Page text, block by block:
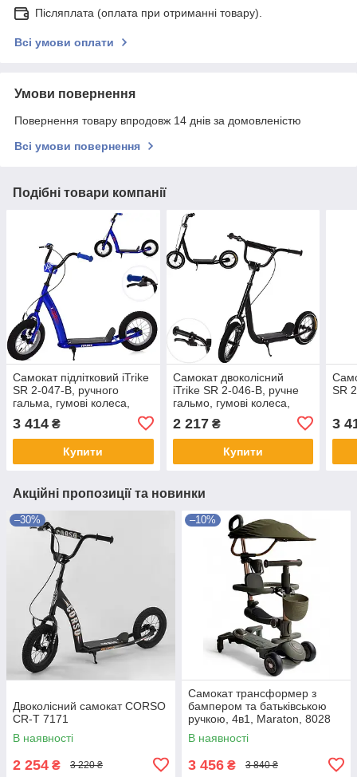
Післяплата (оплата при отриманні товару).
Всі умови оплати
Умови повернення
Повернення товару впродовж 14 днів за домовленістю
Всі умови повернення
Подібні товари компанії
Самокат підлітковий iTrike
SR 2-047-B, ручного
гальма, гумові колеса,
3 414 ₴
Купити
Самокат двоколісний
iTrike SR 2-046-B, ручне
гальмо, гумові колеса,
2 217₴
Купити
SR
3
Акційні пропозиції та новинки
–30%
Двоколісний самокат CORSO
CR-T 7171
В наявності
2 254 ₴ 3 220 ₴
–10%
Самокат трансформер з
бампером та батьківською
ручкою, 4в1, Maraton, 8028
хакі
В наявності
3 456 ₴ 3 840 ₴